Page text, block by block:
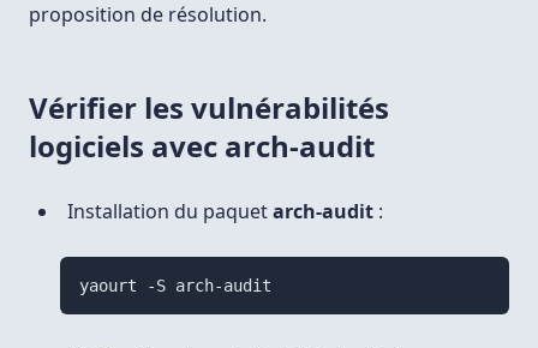
proposition de résolution.
Vérifier les vulnérabilités
logiciels avec arch-audit
Installation du paquetarch-audit :
yaourt -S arch-audit